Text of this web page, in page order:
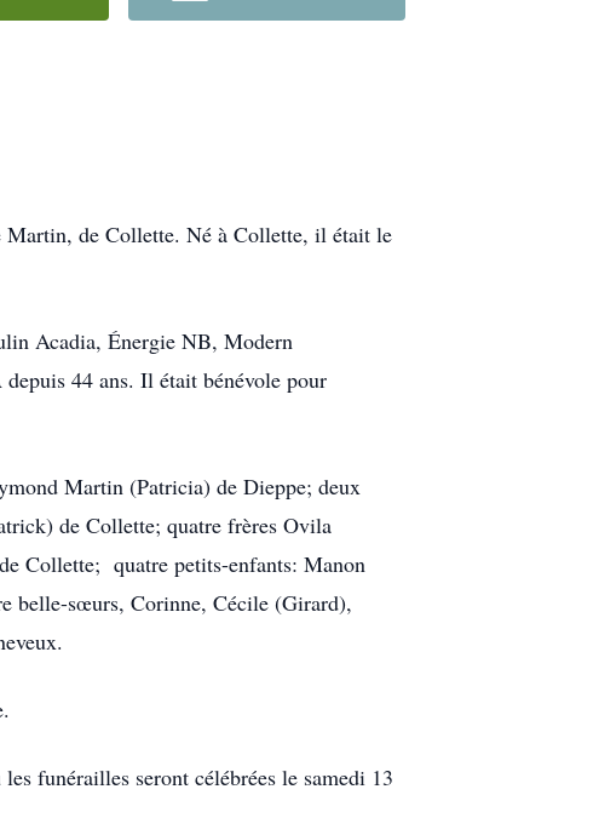
Martin, de Collette. Né à Collette, il était le
Acadia, Énergie NB, Modern
44 ans. Il était bénévole pour
Martin (Patricia) de Dieppe; deux
de Collette; quatre frères Ovila
Collette; quatre petits-enfants: Manon
belle-sœurs, Corinne, Cécile (Girard),
funérailles seront célébrées le samedi 13